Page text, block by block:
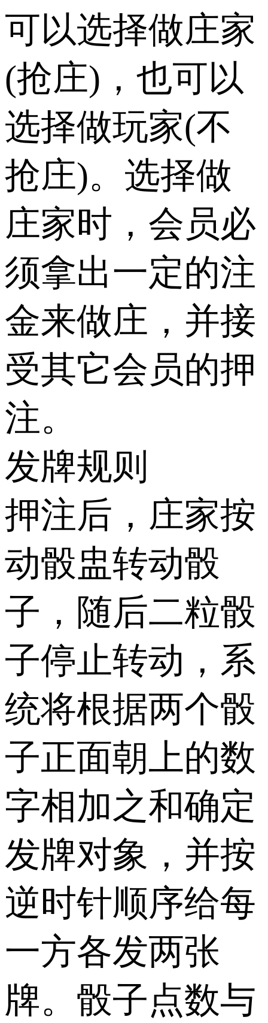
可以选择做庄家
(抢庄)，也可以
选择做玩家(不
抢庄)。选择做
庄家时，会员必
须拿出一定的注
金来做庄，并接
受其它会员的押
注。
发牌规则
押注后，庄家按
动骰盅转动骰
子，随后二粒骰
子停止转动，系
统将根据两个骰
子正面朝上的数
字相加之和确定
发牌对象，并按
逆时针顺序给每
一方各发两张
牌。骰子点数与